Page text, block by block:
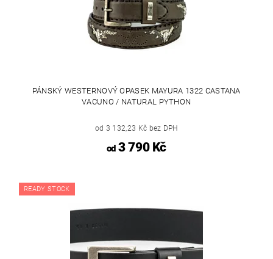
PÁNSKÝ WESTERNOVÝ OPASEK MAYURA 1322 CASTANA
VACUNO / NATURAL PYTHON
od 3 132,23 Kč bez DPH
od3 790 Kč
READY STOCK